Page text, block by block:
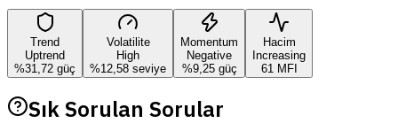
Trend
Uptrend
%31,72 güç
Volatilite
High
%12,58 seviye
Momentum
Negative
%9,25 güç
Hacim
Increasing
61 MFI
Sık Sorulan Sorular